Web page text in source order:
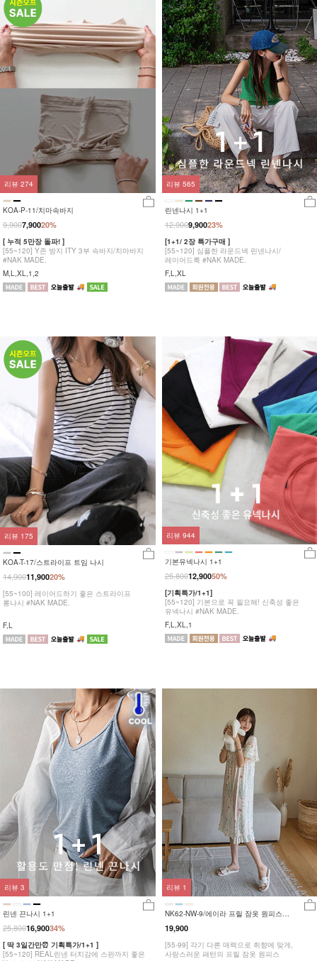
KOA-P-11/치마속바지
20%
9,9007,900
[ 누적 5만장 돌파! ]
[55~120] Y존 방지 ITY 3부 속바지/치마바지
#NAK MADE.
M,L,XL,1,2
리뷰 274
린넨나시 1+1
23%
12,9009,900
[1+1/ 2장 특가구매 ]
[55~120] 심플한 라운드넥 린넨나시/
레이어드룩 #NAK MADE.
F,L,XL
리뷰 565
KOA-T-17/스트라이프 트임 나시
20%
14,90011,900
[55~100] 레이어드하기 좋은 스트라이프
롱나시 #NAK MADE.
F,L
리뷰 175
기본유넥나시 1+1
50%
25,80012,900
[기획특가/1+1]
[55~120] 기본으로 꼭 필요해! 신축성 좋은
유넥나시 #NAK MADE.
F,L,XL,1
리뷰 944
린넨 끈나시 1+1
34%
25,80016,900
[ 딱 3일간만⏰ 기획특가/1+1 ]
[55~120] REAL린넨 터치감에 스판까지 좋은
리뷰 3
NK62-NW-9/에이라 프릴 잠옷 원피스
_HR
19,900
[55-99] 각기 다른 매력으로 취향에 맞게,
사랑스러운 패턴의 프릴 잠옷 원피스
리뷰 1